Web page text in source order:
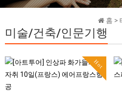
홈 >
미술/건축/인문기행
Hot